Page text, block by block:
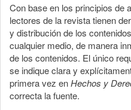
Con base en los principios de
lectores de la revista tienen
y distribución de los
cualquier medio, de manera
de los contenidos. El único
se indique clara y
primera vez enHechos y
correcta la fuente.